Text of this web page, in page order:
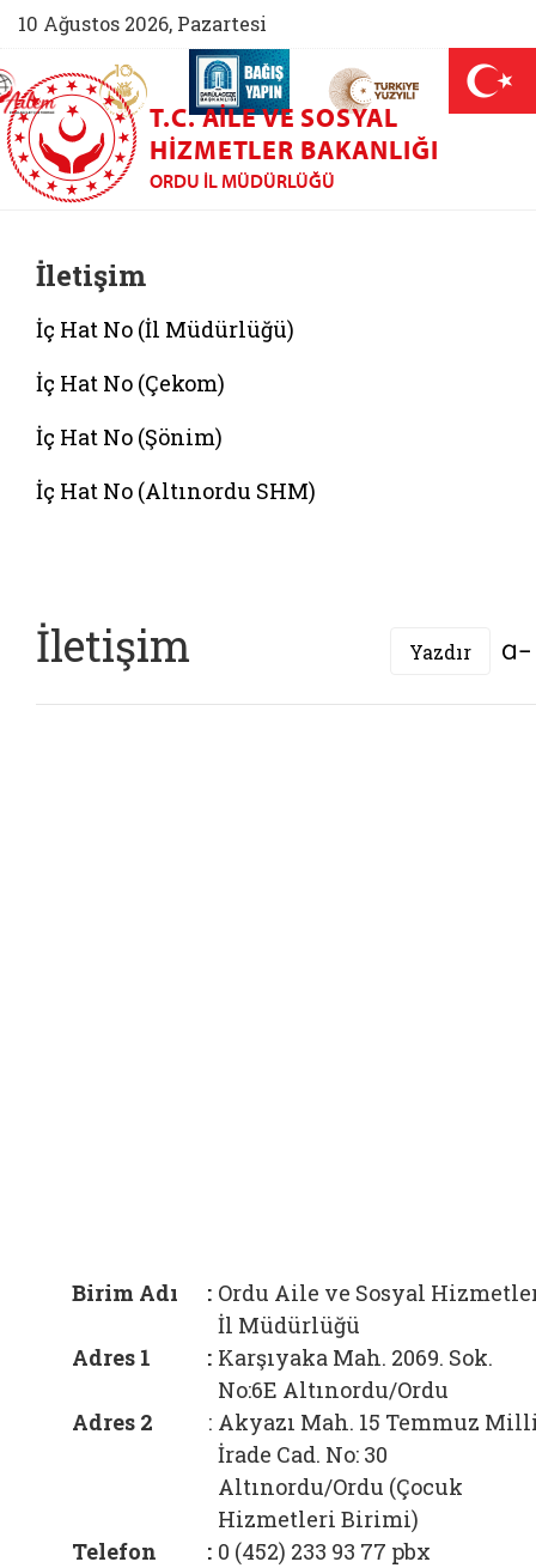
10 Ağustos 2026, Pazartesi
(yeni sekmede açılır)
AİLEM İletişim Merkezi (yeni sekmede açılır)
Aile ve Nüfus On Yılı (yeni sekmede açılır)
Darülaceze bağış sayfası (yeni
T.C. AILE VE SOSYAL
HIZMETLER BAKANLIĞI
ORDU İL MÜDÜRLÜĞÜ
İletişim
İç Hat No (İl Müdürlüğü)
İç Hat No (Çekom)
İç Hat No (Şönim)
İç Hat No (Altınordu SHM)
İletişim Yazdır
Birim Adı : Ordu Aile ve Sosyal
İl Müdürlüğü
Adres 1
: Karşıyaka Mah. 2069. Sok.
No:6E Altınordu/Ordu
Adres 2
: Akyazı Mah. 15 Temmuz
İrade Cad. No: 30
Altınordu/Ordu (Çocuk
Hizmetleri Birimi)
Telefon
: 0 (452) 233 93 77 pbx